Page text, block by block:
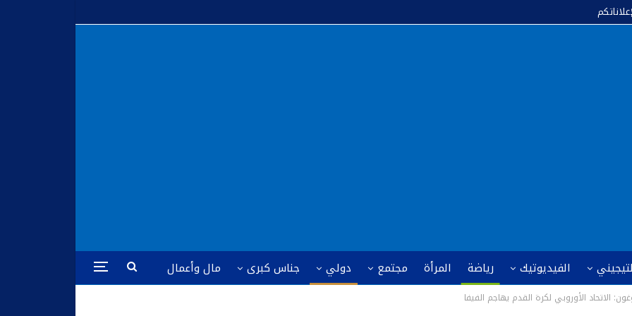
الفيديوتيك رياضة المرأة مجتمع دولي جناس كبرى
مال وأعمال